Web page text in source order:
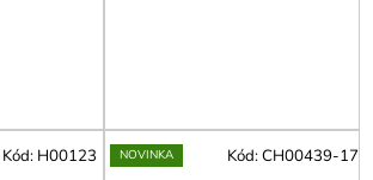
Kód: H00123 NOVINKA Kód:CH00439-17